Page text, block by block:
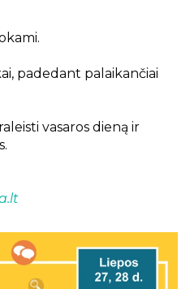
padedant palaikančiai
vasaros dieną ir